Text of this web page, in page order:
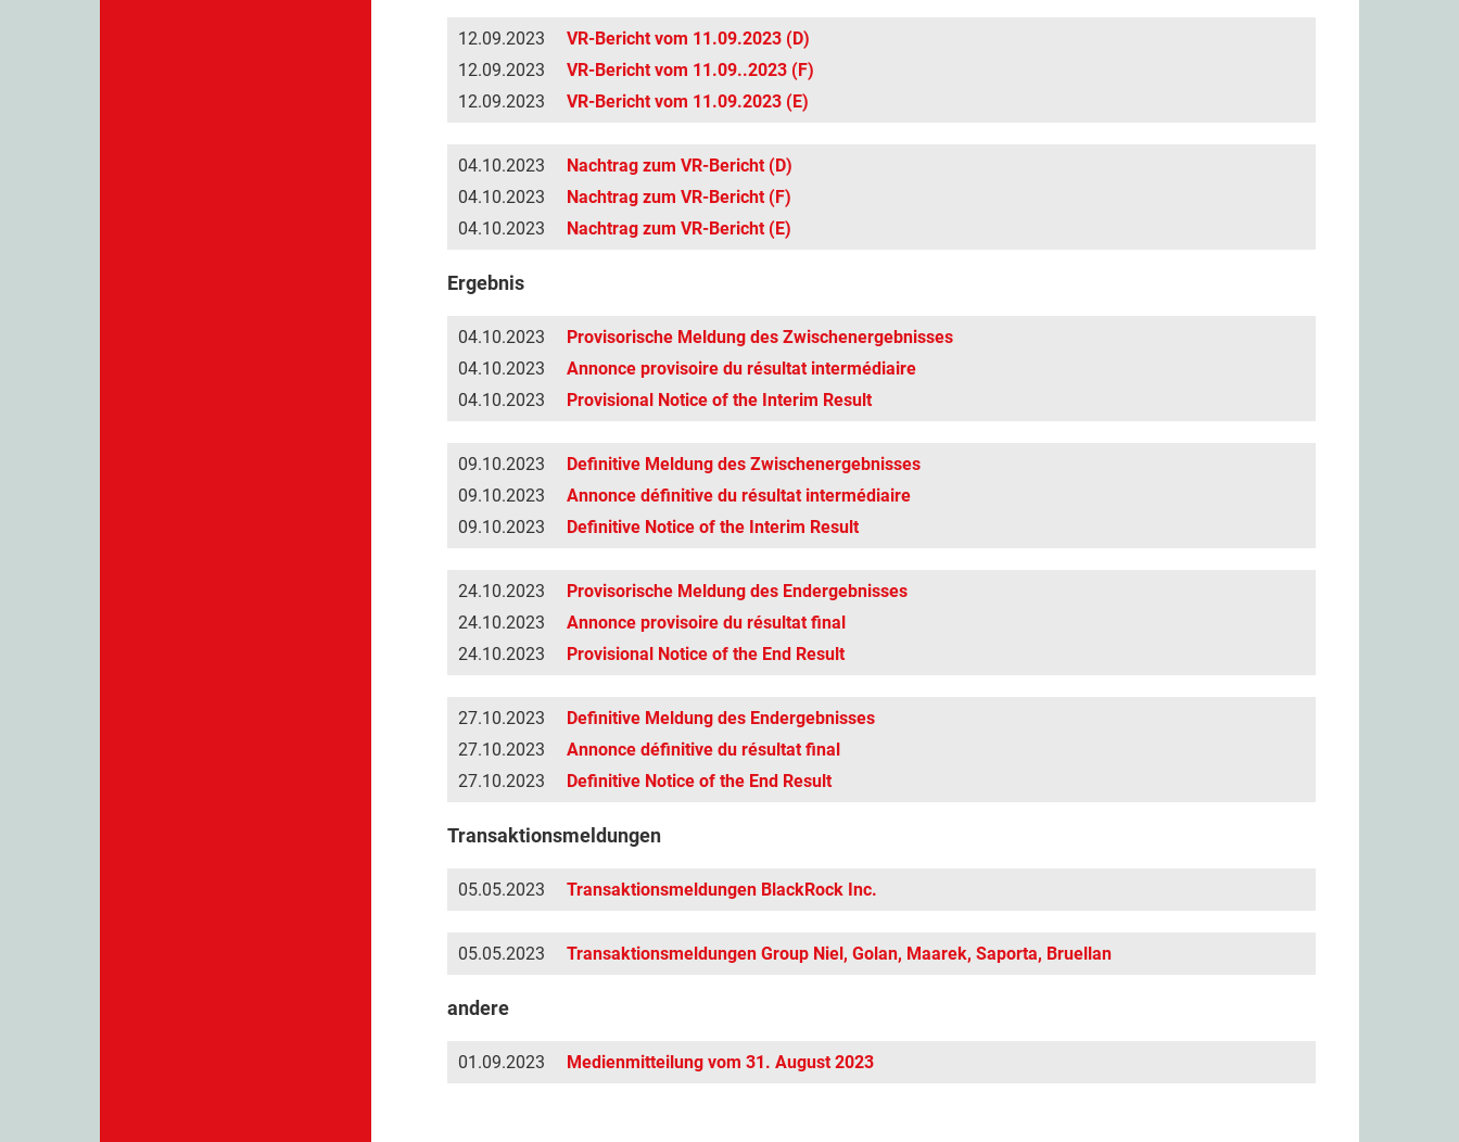
12.09.2023
VR-Bericht vom 11.09.2023 (D)
12.09.2023
VR-Bericht vom 11.09..2023 (F)
12.09.2023
VR-Bericht vom 11.09.2023 (E)
04.10.2023
Nachtrag zum VR-Bericht (D)
04.10.2023
Nachtrag zum VR-Bericht (F)
04.10.2023
Nachtrag zum VR-Bericht (E)
Ergebnis
04.10.2023
Provisorische Meldung des Zwischenergebnisses
04.10.2023
Annonce provisoire du résultat intermédiaire
04.10.2023
Provisional Notice of the Interim Result
09.10.2023
Definitive Meldung des Zwischenergebnisses
09.10.2023
Annonce définitive du résultat intermédiaire
09.10.2023
Definitive Notice of the Interim Result
24.10.2023
Provisorische Meldung des Endergebnisses
24.10.2023
Annonce provisoire du résultat final
24.10.2023
Provisional Notice of the End Result
27.10.2023
Definitive Meldung des Endergebnisses
27.10.2023
Annonce définitive du résultat final
27.10.2023
Definitive Notice of the End Result
Transaktionsmeldungen
05.05.2023 Transaktionsmeldungen BlackRock Inc.
05.05.2023 Transaktionsmeldungen Group Niel, Golan, Maarek, Saporta, Bruellan
andere
01.09.2023 Medienmitteilung vom 31. August 2023